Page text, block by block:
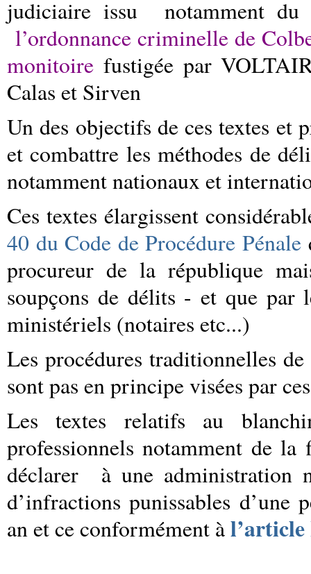
judiciaire issu
notamment du
l’ordonnance criminelle de
monitoire fustigée par
Calas et Sirven
Un des objectifs de ces textes et
et combattre les méthodes de
notamment nationaux et
Ces textes élargissent
40 du Code de Procédure Pénale
procureur de la république
soupçons de délits - et que par
ministériels (notaires etc...)
Les procédures traditionnelles
sont pas en principe visées par
Les textes relatifs au
professionnels notamment de
déclarer
à une administration
d’infractions punissables d’une
an et ce conformément à